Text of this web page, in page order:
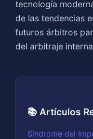
tecnología
de las tendencias
futuros árbitros
del arbitraje
📚 Artículos
Síndrome del